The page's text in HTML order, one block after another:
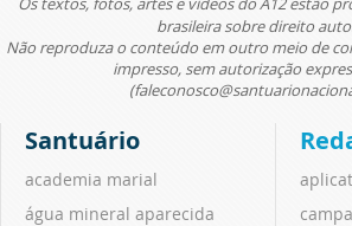
brasileira sobre direito
Não reproduza o conteúdo em outro meio de
impresso, sem autorização
Santuário
academia marial
água mineral aparecida